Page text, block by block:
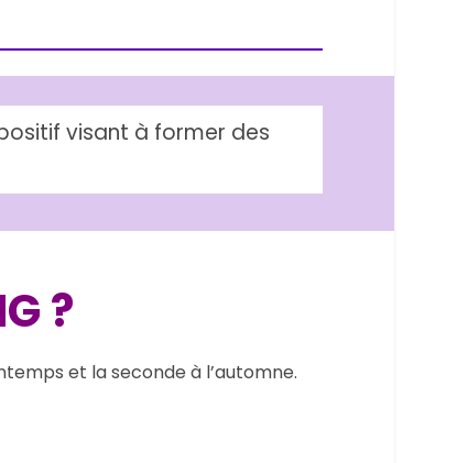
visant à former des
?
et la seconde à l’automne.